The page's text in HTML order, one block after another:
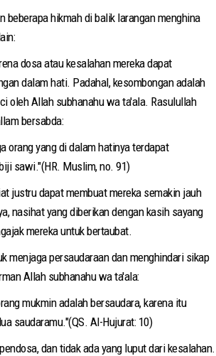
beberapa hikmah di balik larangan menghina
dosa atau kesalahan mereka dapat
dalam hati. Padahal, kesombongan adalah
oleh Allah subhanahu wa ta'ala. Rasulullah
bersabda:
orang yang di dalam hatinya terdapat
sawi."(HR. Muslim, no. 91)
justru dapat membuat mereka semakin jauh
nasihat yang diberikan dengan kasih sayang
mereka untuk bertaubat.
menjaga persaudaraan dan menghindari sikap
Allah subhanahu wa ta'ala:
mukmin adalah bersaudara, karena itu
saudaramu."(QS. Al-Hujurat: 10)
dan tidak ada yang luput dari kesalahan.